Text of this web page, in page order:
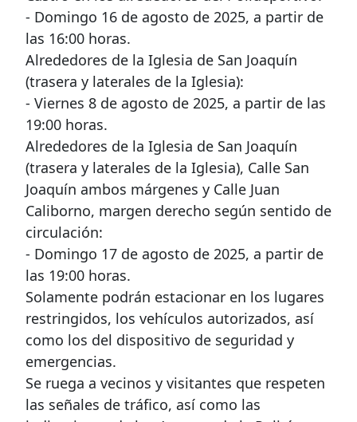
- Domingo 16 de agosto de 2025, a partir de
las 16:00 horas.
Alrededores de la Iglesia de San Joaquín
(trasera y laterales de la Iglesia):
- Viernes 8 de agosto de 2025, a partir de las
19:00 horas.
Alrededores de la Iglesia de San Joaquín
(trasera y laterales de la Iglesia), Calle San
Joaquín ambos márgenes y Calle Juan
Caliborno, margen derecho según sentido de
circulación:
- Domingo 17 de agosto de 2025, a partir de
las 19:00 horas.
Solamente podrán estacionar en los lugares
restringidos, los vehículos autorizados, así
como los del dispositivo de seguridad y
emergencias.
Se ruega a vecinos y visitantes que respeten
las señales de tráfico, así como las